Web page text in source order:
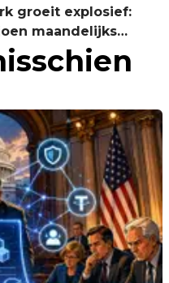
groeit explosief:
maandelijks